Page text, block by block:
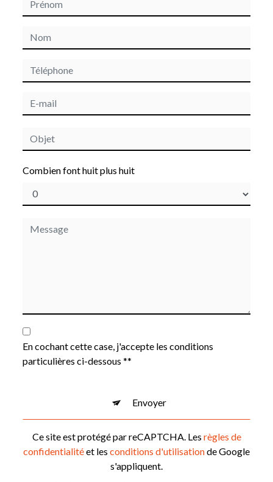
Combien font huit plus huit
En cochant cette case, j'accepte les conditions
particulières ci-dessous **
Envoyer
Ce site est protégé par reCAPTCHA. Les règles de
confidentialitéet les conditions d'utilisationde Google
s'appliquent.